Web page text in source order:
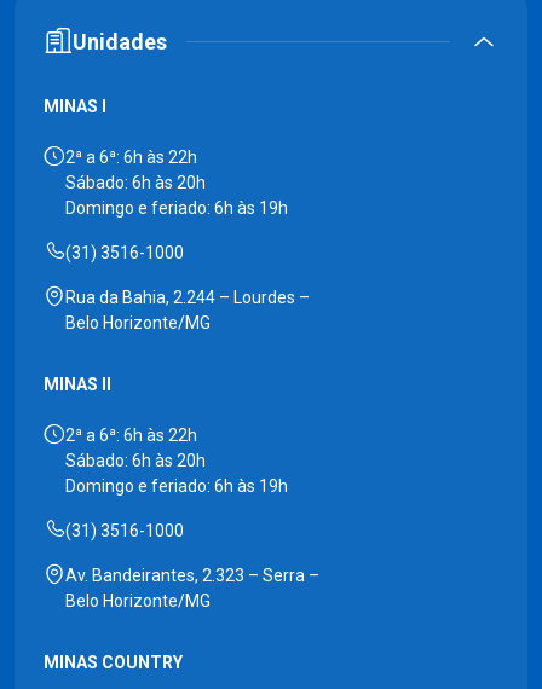
Unidades
MINAS I
2ª a 6ª: 6h às 22h
Sábado: 6h às 20h
Domingo e feriado: 6h às 19h
(31) 3516-1000
Rua da Bahia, 2.244 – Lourdes –
Belo Horizonte/MG
MINAS II
2ª a 6ª: 6h às 22h
Sábado: 6h às 20h
Domingo e feriado: 6h às 19h
(31) 3516-1000
Av. Bandeirantes, 2.323 – Serra –
Belo Horizonte/MG
MINAS COUNTRY